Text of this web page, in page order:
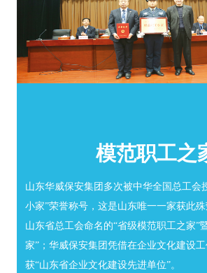
模范职工之
山东华威保安集团多次被中华全国总工会
小家”荣誉称号，这是山东唯一一家获此
山东省总工会命名的“省级模范职工之家”
家”；华威保安集团凭借在企业文化建设
获“山东省企业文化建设先进单位”。